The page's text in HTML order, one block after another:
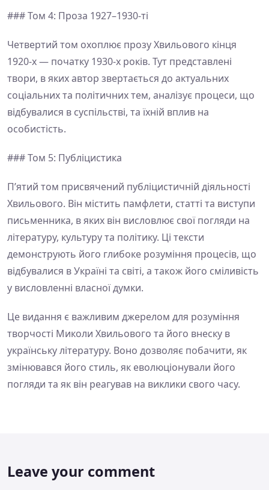
### Том 4: Проза 1927–1930-ті
Четвертий том охоплює прозу Хвильового кінця
1920-х — початку 1930-х років. Тут представлені
твори, в яких автор звертається до актуальних
соціальних та політичних тем, аналізує процеси, що
відбувалися в суспільстві, та їхній вплив на
особистість.
### Том 5: Публіцистика
П’ятий том присвячений публіцистичній діяльності
Хвильового. Він містить памфлети, статті та виступи
письменника, в яких він висловлює свої погляди на
літературу, культуру та політику. Ці тексти
демонструють його глибоке розуміння процесів, що
відбувалися в Україні та світі, а також його сміливість
у висловленні власної думки.
Це видання є важливим джерелом для розуміння
творчості Миколи Хвильового та його внеску в
українську літературу. Воно дозволяє побачити, як
змінювався його стиль, як еволюціонували його
погляди та як він реагував на виклики свого часу.
Leave your comment